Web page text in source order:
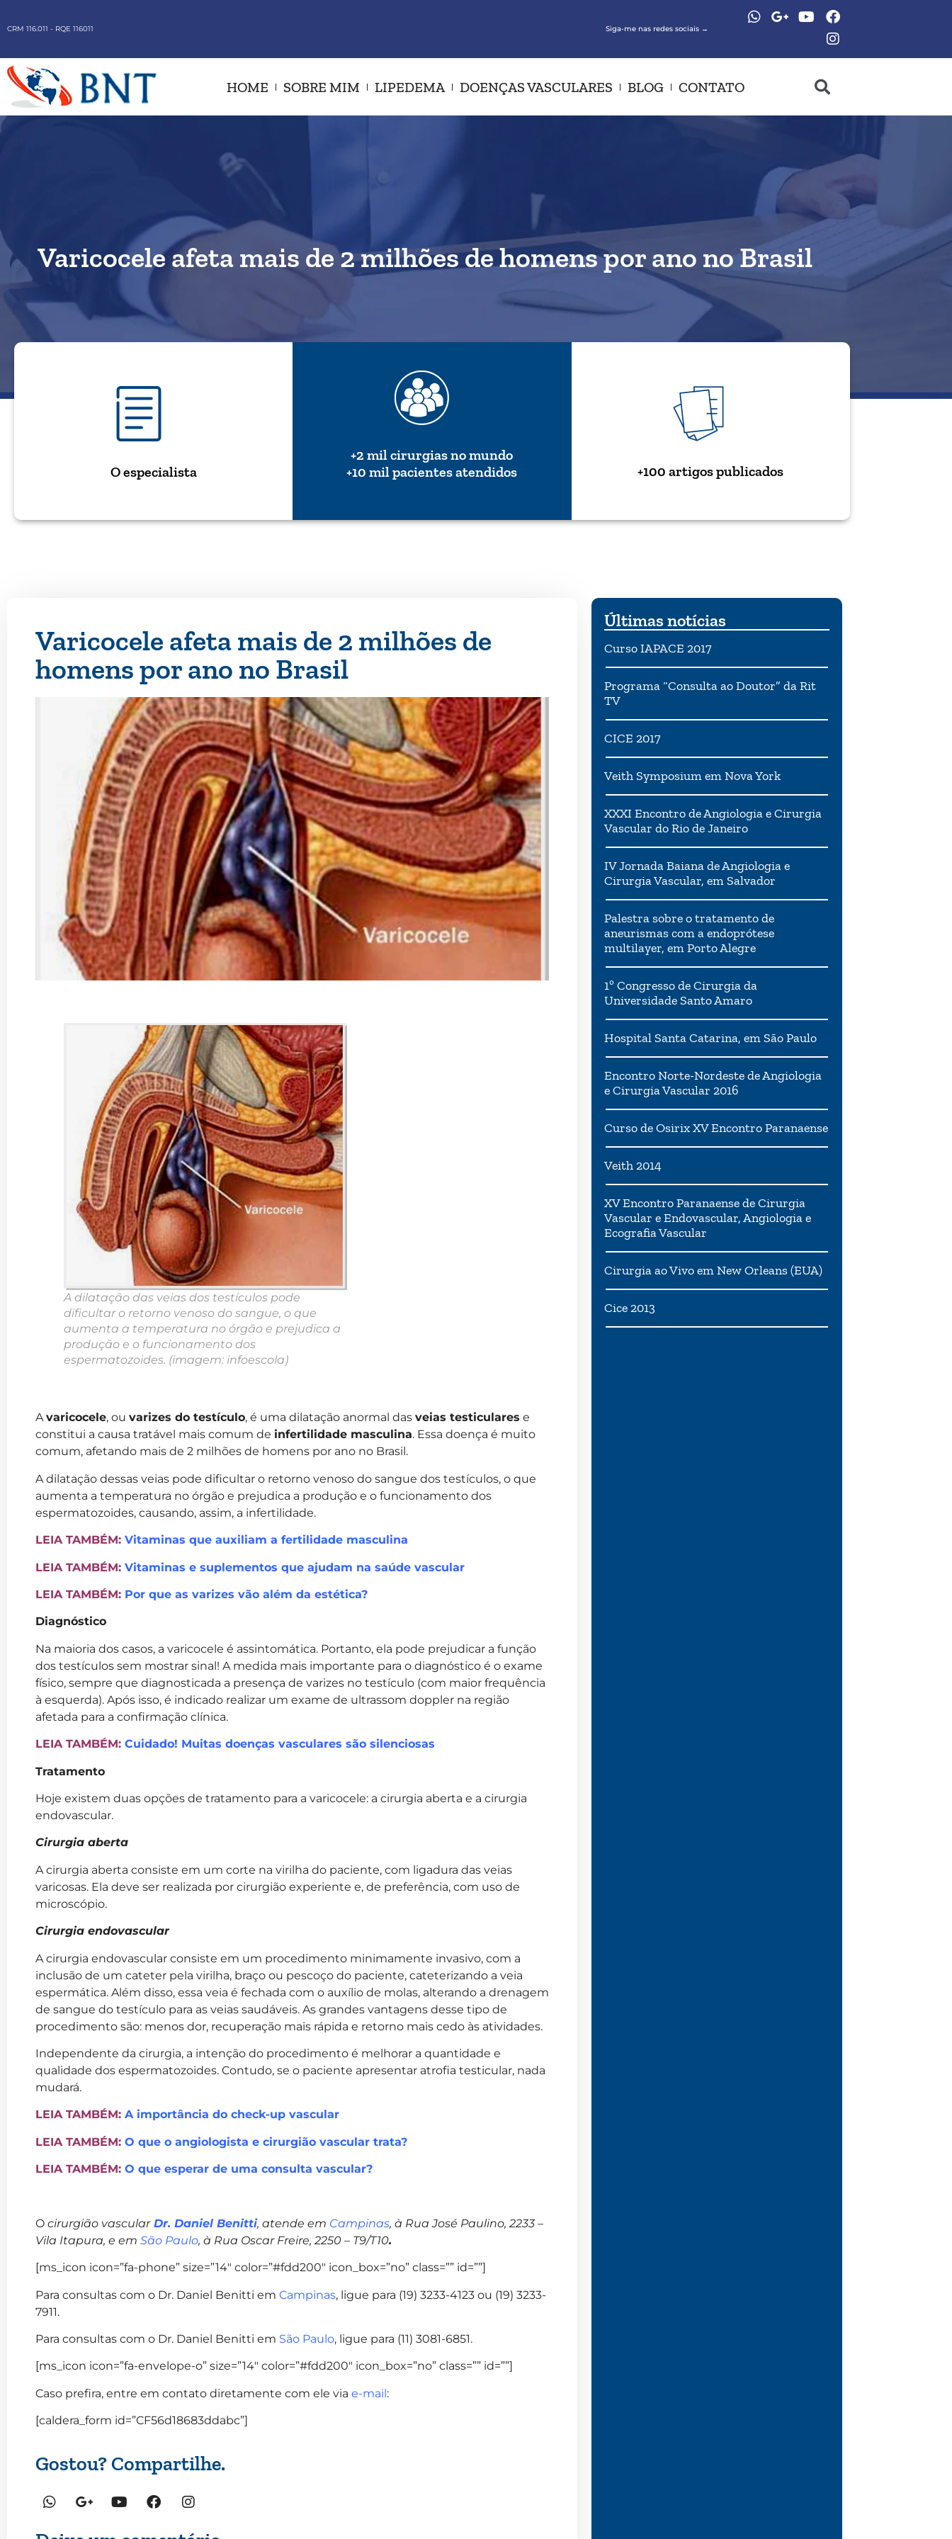
CRM 116.011 - RQE 116011 Siga-me nas redes sociais →
HOME SOBRE MIM LIPEDEMA DOENÇAS VASCULARES BLOG CONTATO
Varicocele afeta mais de 2 milhões de homens por ano no Brasil
O especialista
+2 mil cirurgias no mundo
+10 mil pacientes atendidos
+100 artigos publicados
Varicocele afeta mais de 2 milhões de
homens por ano no Brasil
A dilatação das veias dos testículos pode
dificultar o retorno venoso do sangue, o que
aumenta a temperatura no órgão e prejudica a
produção e o funcionamento dos
espermatozoides. (imagem: infoescola)
Avaricocele, ou varizes do testículo, é uma dilatação anormal das veias testiculares e
constitui a causa tratável mais comum de infertilidade masculina. Essa doença é muito
comum, afetando mais de 2 milhões de homens por ano no Brasil.
A dilatação dessas veias pode dificultar o retorno venoso do sangue dos testículos, o que
aumenta a temperatura no órgão e prejudica a produção e o funcionamento dos
espermatozoides, causando, assim, a infertilidade.
LEIA TAMBÉM: Vitaminas que auxiliam a fertilidade masculina
LEIA TAMBÉM: Vitaminas e suplementos que ajudam na saúde vascular
LEIA TAMBÉM: Por que as varizes vão além da estética?
Diagnóstico
Na maioria dos casos, a varicocele é assintomática. Portanto, ela pode prejudicar a função
dos testículos sem mostrar sinal! A medida mais importante para o diagnóstico é o exame
físico, sempre que diagnosticada a presença de varizes no testículo (com maior frequência
à esquerda). Após isso, é indicado realizar um exame de ultrassom doppler na região
afetada para a confirmação clínica.
LEIA TAMBÉM: Cuidado! Muitas doenças vasculares são silenciosas
Tratamento
Hoje existem duas opções de tratamento para a varicocele: a cirurgia aberta e a cirurgia
endovascular.
Cirurgia aberta
A cirurgia aberta consiste em um corte na virilha do paciente, com ligadura das veias
varicosas. Ela deve ser realizada por cirurgião experiente e, de preferência, com uso de
microscópio.
Cirurgia endovascular
A cirurgia endovascular consiste em um procedimento minimamente invasivo, com a
inclusão de um cateter pela virilha, braço ou pescoço do paciente, cateterizando a veia
espermática. Além disso, essa veia é fechada com o auxílio de molas, alterando a drenagem
de sangue do testículo para as veias saudáveis. As grandes vantagens desse tipo de
procedimento são: menos dor, recuperação mais rápida e retorno mais cedo às atividades.
Independente da cirurgia, a intenção do procedimento é melhorar a quantidade e
qualidade dos espermatozoides. Contudo, se o paciente apresentar atrofia testicular, nada
mudará.
LEIA TAMBÉM: A importância do check-up vascular
LEIA TAMBÉM: O que o angiologista e cirurgião vascular trata?
LEIA TAMBÉM: O que esperar de uma consulta vascular?
O cirurgião vascular Dr. Daniel Benitti, atende em Campinas, à Rua José Paulino, 2233 –
Vila Itapura, e em São Paulo, à Rua Oscar Freire, 2250 – T9/T10.
[ms_icon icon=”fa-phone” size=”14″ color=”#fdd200″ icon_box=”no” class=”” id=””]
Para consultas com o Dr. Daniel Benitti em Campinas, ligue para (19) 3233-4123 ou (19) 3233-
7911.
Para consultas com o Dr. Daniel Benitti em São Paulo, ligue para (11) 3081-6851.
[ms_icon icon=”fa-envelope-o” size=”14″ color=”#fdd200″ icon_box=”no” class=”” id=””]
Caso prefira, entre em contato diretamente com ele via e-mail:
[caldera_form id=”CF56d18683ddabc”]
Gostou? Compartilhe.
Últimas notícias
Curso IAPACE 2017
Programa “Consulta ao Doutor” da Rit
TV
CICE 2017
Veith Symposium em Nova York
XXXI Encontro de Angiologia e Cirurgia
Vascular do Rio de Janeiro
IV Jornada Baiana de Angiologia e
Cirurgia Vascular, em Salvador
Palestra sobre o tratamento de
aneurismas com a endoprótese
multilayer, em Porto Alegre
1º Congresso de Cirurgia da
Universidade Santo Amaro
Hospital Santa Catarina, em São Paulo
Encontro Norte-Nordeste de Angiologia
e Cirurgia Vascular 2016
Curso de Osirix XV Encontro Paranaense
Veith 2014
XV Encontro Paranaense de Cirurgia
Vascular e Endovascular, Angiologia e
Ecografia Vascular
Cirurgia ao Vivo em New Orleans (EUA)
Cice 2013